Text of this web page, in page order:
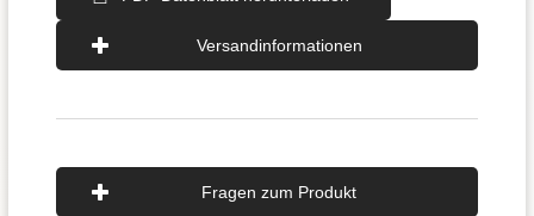
Versandinformationen
Fragen zum Produkt